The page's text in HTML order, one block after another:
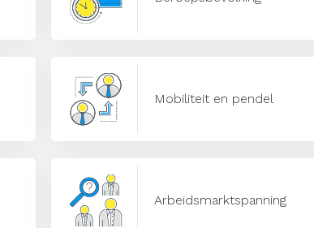
Mobiliteit en pendel
Arbeidsmarktspanning